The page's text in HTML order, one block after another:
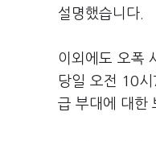
설명했습니다.
이외에도 오폭
당일 오전 10
급 부대에 대한